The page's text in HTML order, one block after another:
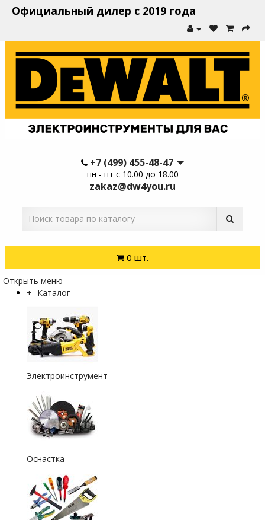
Официальный дилер с 2019 года
+7 (499) 455-48-47
пн - пт с 10.00 до 18.00
zakaz@dw4you.ru
0 шт.
Открыть меню
+- Каталог
Электроинструмент
Оснастка